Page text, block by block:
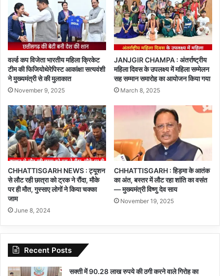
वर्ल्ड कप विजेता भारतीय महिला क्रिकेट
टीम की फिजियोथेरेपिस्ट आकांक्षा सत्यवंशी
ने मुख्यमंत्री से की मुलाकात
November 9, 2025
JANJGIR CHAMPA : अंतर्राष्ट्रीय
महिला दिवस के उपलक्ष्य में महिला सम्मेलन
सह सम्मान समारोह का आयोजन किया गया
March 8, 2025
CHHATTISGARH NEWS : ट्यूशन
से लौट रही छात्रा को ट्रक ने रौंदा, मौके
पर ही मौत, गुस्साए लोगों ने किया चक्का
जाम
June 8, 2024
CHHATTISGARH : हिड़मा के आतंक
का अंत, बस्तर में लौट रहा शांति का वसंत
— मुख्यमंत्री विष्णु देव साय
November 19, 2025
Recent Posts
सक्ती में 90.28 लाख रुपये की ठगी करने वाले गिरोह का